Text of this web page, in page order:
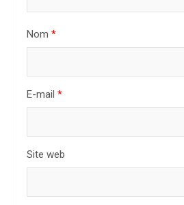
Nom *
E-mail *
Site web